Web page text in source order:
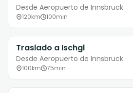
Desde Aeropuerto de Innsbruck
120km 100min
Traslado a Ischgl
Desde Aeropuerto de Innsbruck
100km 75min